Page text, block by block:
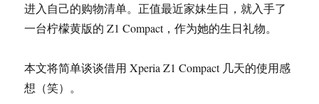
进入自己的购物清单。正值最近家妹生日，就入手了
一台柠檬黄版的 Z1 Compact，作为她的生日礼物。
本文将简单谈谈借用 Xperia Z1 Compact 几天的使用感
想（笑）。